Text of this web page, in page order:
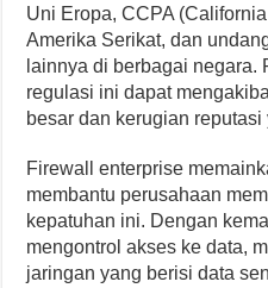
Uni Eropa, CCPA
Amerika Serikat, dan
lainnya di berbagai negara.
regulasi ini dapat
besar dan kerugian
Firewall enterprise
membantu perusahaan
kepatuhan ini. Dengan
mengontrol akses ke data,
jaringan yang berisi data